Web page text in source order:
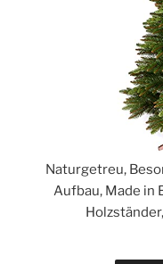
Naturgetreu,
Aufbau, Made in